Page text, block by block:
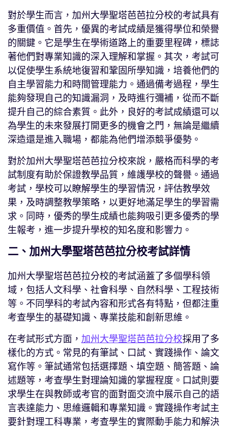
對於學生而言，加州大學聖塔芭芭拉分校的考試具有
多重價值。首先，優異的考試成績是獲得學位和榮譽
的關鍵。它是學生在學術道路上的重要里程碑，標誌
著他們對專業知識的深入理解和掌握。其次，考試可
以促使學生系統地復習和鞏固所學知識，培養他們的
自主學習能力和時間管理能力。通過備考過程，學生
能夠發現自己的知識漏洞，及時進行彌補，從而不斷
提升自己的綜合素質。此外，良好的考試成績還可以
為學生的未來發展打開更多的機會之門，無論是繼續
深造還是進入職場，都能為他們增添競爭優勢。
對於加州大學聖塔芭芭拉分校來說，嚴格而科學的考
試制度有助於保證教學品質，維護學校的聲譽。通過
考試，學校可以瞭解學生的學習情況，評估教學效
果，及時調整教學策略，以更好地滿足學生的學習需
求。同時，優秀的學生成績也能夠吸引更多優秀的學
生報考，進一步提升學校的知名度和影響力。
二、加州大學聖塔芭芭拉分校考試詳情
加州大學聖塔芭芭拉分校的考試涵蓋了多個學科領
域，包括人文科學、社會科學、自然科學、工程技術
等。不同學科的考試內容和形式各有特點，但都注重
考查學生的基礎知識、專業技能和創新思維。
在考試形式方面， 加州大學聖塔芭芭拉分校採用了多
樣化的方式。常見的有筆試、口試、實踐操作、論文
寫作等。筆試通常包括選擇題、填空題、簡答題、論
述題等，考查學生對理論知識的掌握程度。口試則要
求學生在與教師或考官的面對面交流中展示自己的語
言表達能力、思維邏輯和專業知識。實踐操作考試主
要針對理工科專業，考查學生的實際動手能力和解決